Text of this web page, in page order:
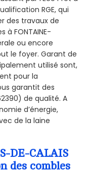
RGE, qui
des travaux de
à FONTAINE-
ou encore
le foyer. Garant de
utilisé sont,
pour la
garantit des
de qualité. A
d’énergie,
de la laine
DE-CALAIS
des combles